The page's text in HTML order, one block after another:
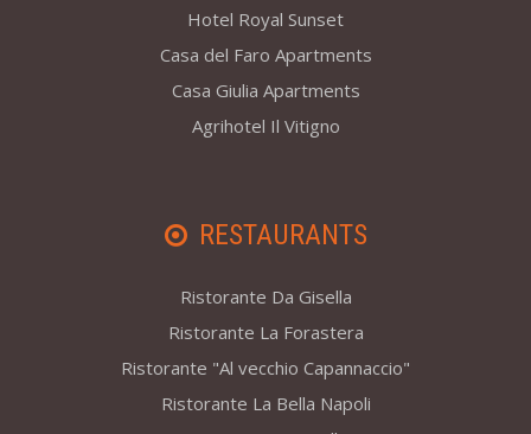
Hotel Royal Sunset
Casa del Faro Apartments
Casa Giulia Apartments
Agrihotel Il Vitigno
RESTAURANTS
Ristorante Da Gisella
Ristorante La Forastera
Ristorante "Al vecchio Capannaccio"
Ristorante La Bella Napoli